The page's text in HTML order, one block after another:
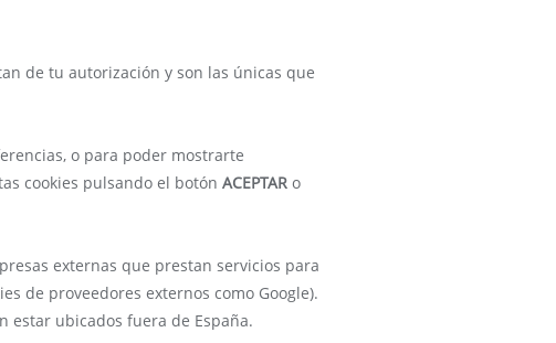
de tu autorización y son las únicas que
o para poder mostrarte
cookies pulsando el botón ACEPTARo
externas que prestan servicios para
de proveedores externos como Google).
estar ubicados fuera de España.